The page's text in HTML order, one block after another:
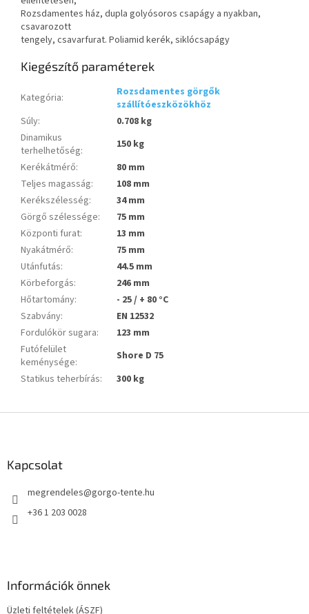
Rozsdamentes ház, dupla golyósoros csapágy a nyakban,
csavarozott
tengely, csavarfurat. Poliamid kerék, siklócsapágy
Kiegészítő paraméterek
Kategória:
Rozsdamentes görgők
szállítóeszközökhöz
Súly:
0.708 kg
Dinamikus
terhelhetőség:
150 kg
Kerékátmérő:
80 mm
Teljes magasság:
108 mm
Kerékszélesség:
34 mm
Görgő szélessége:
75 mm
Központi furat:
13 mm
Nyakátmérő:
75 mm
Utánfutás:
44.5 mm
Körbeforgás:
246 mm
Hőtartomány:
- 25 / + 80 °C
Szabvány:
EN 12532
Fordulókör sugara:
123 mm
Futófelület
keménysége:
Shore D 75
Statikus teherbírás: 300 kg
Kapcsolat
megrendeles@gorgo-tente.hu
+36 1 203 0028
Információk önnek
Üzleti feltételek (ÁSZF)